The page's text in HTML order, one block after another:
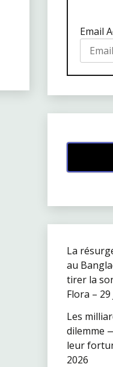
Email
La
au
tirer la
Flora – 29
Les
dilemme
leur
2026